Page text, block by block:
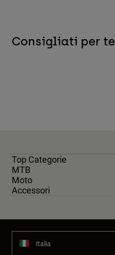
Consigliati per te
Top Categorie
MTB
Moto
Accessori
Italia